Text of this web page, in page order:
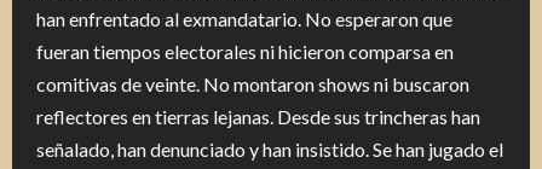
han enfrentado al exmandatario. No esperaron que
fueran tiempos electorales ni hicieron comparsa en
comitivas de veinte. No montaron shows ni buscaron
reflectores en tierras lejanas. Desde sus trincheras han
señalado, han denunciado y han insistido. Se han jugado el